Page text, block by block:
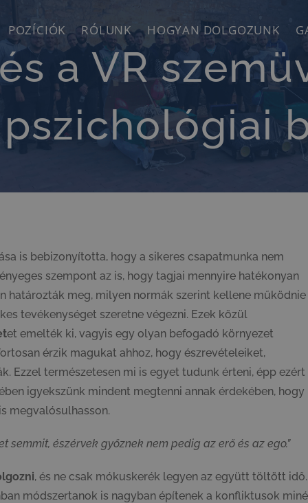
POZÍCIÓK RÓLUNK HOGYAN DOLGOZUNK
a VR
is bebizonyította, hogy a sikeres csapatmunka nem
szempont az is, hogy tagjai mennyire hatékonyan
határozták meg, milyen normák szerint kellene működnie
tevékenységet szeretne végezni. Ezek közül
et emelték ki, vagyis egy olyan befogadó környezet
érzik magukat ahhoz, hogy észrevételeiket,
Ezzel természetesen mi is egyet tudunk érteni, épp ezért
igyekszünk mindent megtenni annak érdekében, hogy
megvalósulhasson.
semmit, észérvek győznek nem pedig az erő és az ego.”
, és ne csak mókuskerék legyen az együtt töltött idő.
módszertanok is nagyban építenek a konfliktusok